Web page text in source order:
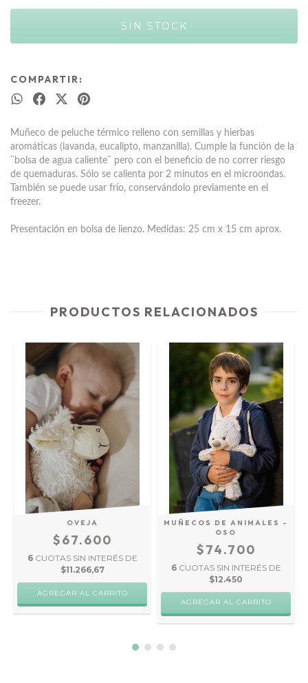
COMPARTIR:
Muñeco de peluche térmico relleno con semillas y hierbas
aromáticas (lavanda, eucalipto, manzanilla). Cumple la función de la
¨bolsa de agua caliente¨ pero con el beneficio de no correr riesgo
de quemaduras. Sólo se calienta por 2 minutos en el microondas.
También se puede usar frío, conservándolo previamente en el
freezer.
Presentación en bolsa de lienzo. Medidas: 25 cm x 15 cm aprox.
PRODUCTOS RELACIONADOS
OVEJA
$67.600
6 CUOTAS SIN INTERÉS DE
$11.266,67
MUÑECOS DE ANIMALES -
OSO
$74.700
6 CUOTAS SIN INTERÉS DE
$12.450
AGREGAR AL CARRITO